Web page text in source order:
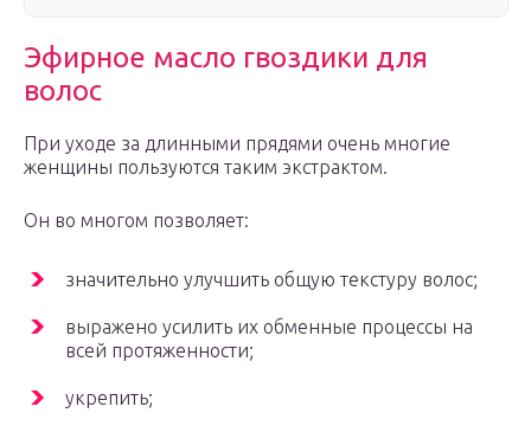
Эфирное масло гвоздики для
волос
При уходе за длинными прядями очень многие
женщины пользуются таким экстрактом.
Он во многом позволяет:
значительно улучшить общую текстуру волос;
выражено усилить их обменные процессы на
всей протяженности;
укрепить;